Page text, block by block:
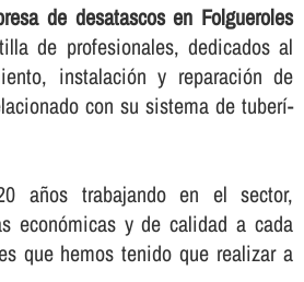
de desatascos en Folgueroles
de profesionales, dedicados al
instalación y reparación de
con su sistema de tuberí­
años trabajando en el sector,
económicas y de calidad a cada
que hemos tenido que realizar a